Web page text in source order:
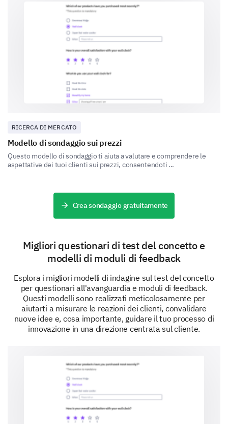
Optimal Pricing Suggestions
Considering the value you derive from our
product/service, what would you consider to be
a fair monthly price?
Please provide any additional suggestions or
feedback regarding our pricing strategy.
RICERCA DI MERCATO
Modello di sondaggio sui prezzi
Questo modello di sondaggio ti aiuta a valutare e comprendere le
aspettative dei tuoi clienti sui prezzi, consentendoti ...
Crea sondaggio gratuitamente
Migliori questionari di test del concetto e
modelli di moduli di feedback
Esplora i migliori modelli di indagine sul test del concetto
per questionari all'avanguardia e moduli di feedback.
Questi modelli sono realizzati meticolosamente per
aiutarti a misurare le reazioni dei clienti, convalidare
nuove idee e, cosa importante, guidare il tuo processo di
innovazione in una direzione centrata sul cliente.